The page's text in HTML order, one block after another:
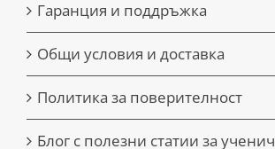
Гаранция и поддръжка
Общи условия и доставка
Политика за поверителност
Блог с полезни статии за